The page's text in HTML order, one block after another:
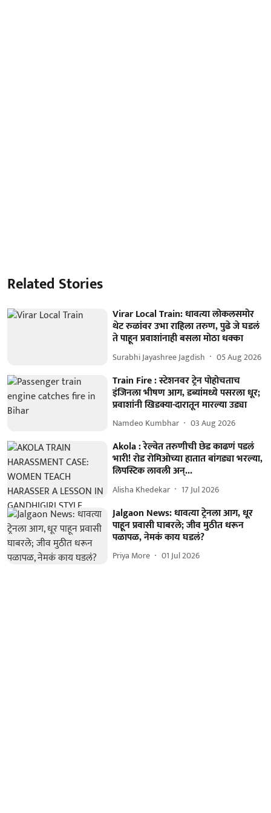
Related Stories
Virar Local Train: धावत्या लोकलसमोर
थेट रुळांवर उभा राहिला तरुण, पुढे जे घडलं
ते पाहून प्रवाशांनाही बसला मोठा धक्का
Surabhi Jayashree Jagdish 05 Aug 2026
Train Fire : स्टेशनवर ट्रेन पोहोचताच
इंजिनला भीषण आग, डब्यांमध्ये पसरला धूर;
प्रवाशांनी खिडक्या-दारातून मारल्या उड्या
Namdeo Kumbhar 03 Aug 2026
Akola : रेल्वेत तरुणीची छेड काढणं पडलं
भारी! रोड रोमिओच्या हातात बांगड्या भरल्या,
लिपस्टिक लावली अन्...
Alisha Khedekar 17 Jul 2026
Jalgaon News: धावत्या ट्रेनला आग, धूर
पाहून प्रवासी घाबरले; जीव मुठीत धरून
पळापळ, नेमकं काय घडलं?
Priya More 01 Jul 2026